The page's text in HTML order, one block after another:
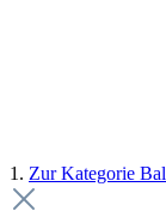
1. Zur Kategorie